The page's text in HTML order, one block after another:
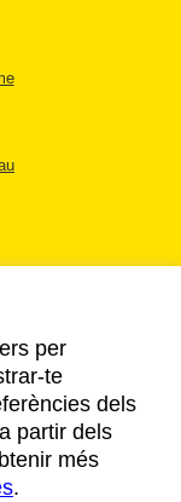
per
te
dels
partir dels
més
.